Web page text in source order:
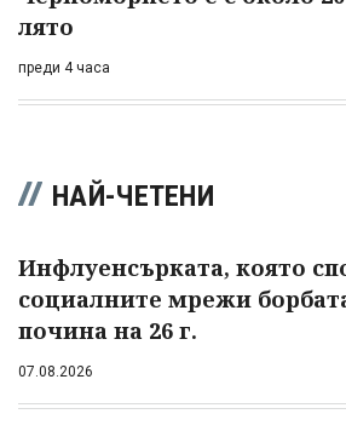
лято
преди 4 часа
НАЙ-ЧЕТЕНИ
Инфлуенсърката, която
социалните мрежи
почина на 26 г.
07.08.2026